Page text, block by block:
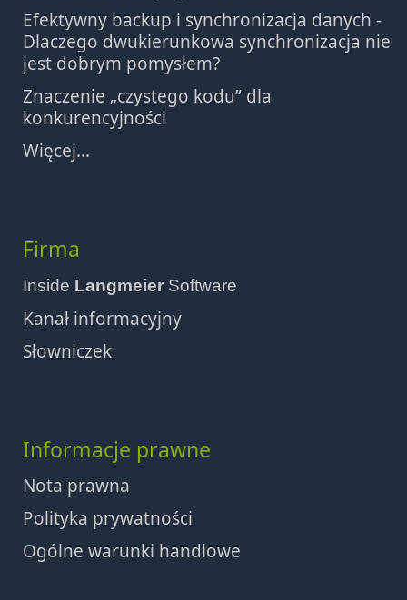
Efektywny backup i synchronizacja danych -
Dlaczego dwukierunkowa synchronizacja nie
jest dobrym pomysłem?
Znaczenie „czystego kodu” dla
konkurencyjności
Więcej...
Firma
Inside Langmeier Software
Kanał informacyjny
Słowniczek
Informacje prawne
Nota prawna
Polityka prywatności
Ogólne warunki handlowe